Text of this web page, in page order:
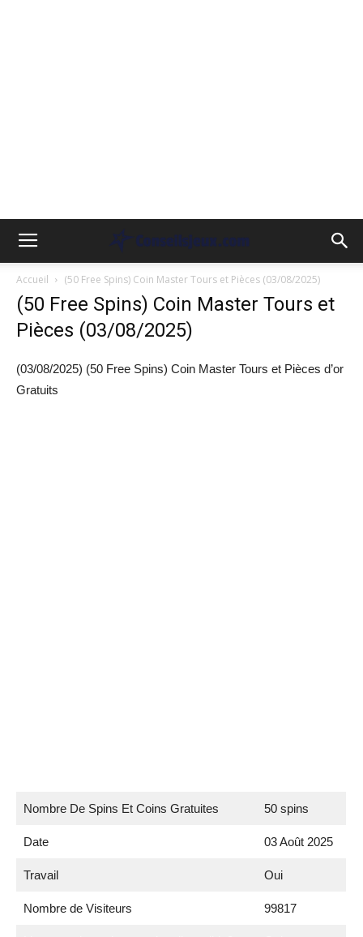
Accueil (50 Free Spins) Coin Master Tours et Pièces (03/08/2025)
(50 Free Spins) Coin Master Tours et
Pièces (03/08/2025)
(03/08/2025) (50 Free Spins) Coin Master Tours et Pièces d’or
Gratuits
Nombre De Spins Et Coins Gratuites 50 spins
Date 03 Août 2025
Travail Oui
Nombre de Visiteurs 99817